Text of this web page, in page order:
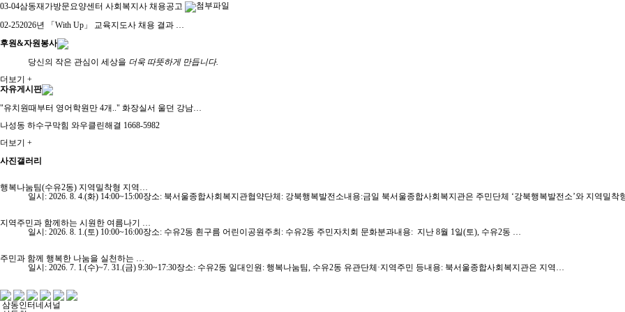
03-04삼동재가방문요양센터 사회복지사 채용공고
02-252026년 「With Up」 교육지도사 채용 결과 …
후원&자원봉사
당신의 작은 관심이 세상을 더욱 따뜻하게 만듭니다.
더보기 +
자유게시판
"유치원때부터 영어학원만 4개.." 화장실서 울던 강남…
나성동 하수구막힘 와우클린해결 1668-5982
더보기 +
사진갤러리
행복나눔팀(수유2동) 지역밀착형 지역…
일시: 2026. 8. 4.(화) 14:00~15:00장소: 북서울종합사회복지관협약단체: 강북행복발전소내용:금일 북서울종합사회복지관은 주민단체 ‘강북행복발전소’와 지역밀
지역주민과 함께하는 시원한 여름나기 …
일시: 2026. 8. 1.(토) 10:00~16:00장소: 수유2동 흰구름 어린이공원주최: 수유2동 주민자치회 문화분과내용: 지난 8월 1일(토), 수유2동 …
주민과 함께 행복한 나눔을 실천하는 …
일시: 2026. 7. 1.(수)~7. 31.(금) 9:30~17:30장소: 수유2동 일대인원: 행복나눔팀, 수유2동 유관단체·지역주민 등내용: 북서울종합사회복지관은 지역…
삼동인터네셔널